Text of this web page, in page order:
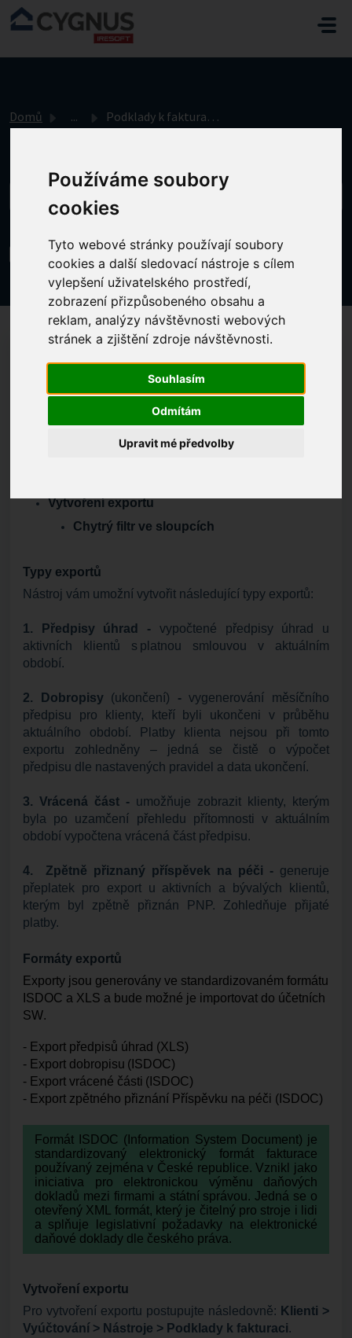
Používáme soubory
cookies
Tyto webové stránky používají soubory
cookies a další sledovací nástroje s cílem
vylepšení uživatelského prostředí,
zobrazení přizpůsobeného obsahu a
reklam, analýzy návštěvnosti webových
stránek a zjištění zdroje návštěvnosti.
Souhlasím
Odmítám
Upravit mé předvolby
Přeskočit na hlavní obsah
Domů ... Podklady k fakturaci - EXPORT
Podklady k fakturaci - EXPORT
Změněno dne Čt, 24 Červenec, 2025 v 11:11 DOPOLEDNE
nástroji, který je dostupný vevyúčtování
vytvářet exporty pro vaše účetní SW, které na
Vytvoření exportu
Chytrý filtr ve sloupcích
Typy exportů
Nástroj vám umožní vytvořit následující typy exportů:
1. Předpisy úhrad - vypočtené předpisy úhrad u
aktivních klientů s platnou smlouvou v aktuálním
období.
2. Dobropisy(ukončení) -vygenerování měsíčního
předpisu pro klienty, kteří byli ukončeni v průběhu
aktuálního období. Platby klienta nejsou při tomto
exportu zohledněny – jedná se čistě o výpočet
předpisu dle nastavených pravidel a data ukončení.
3. Vrácená část - umožňuje zobrazit klienty, kterým
byla po uzamčení přehledu přítomnosti v aktuálním
období vypočtena vrácená část předpisu.
4. Zpětně přiznaný příspěvek na péči - generuje
přeplatek pro export u aktivních a bývalých klientů,
kterým byl zpětně přiznán PNP. Zohledňuje přijaté
platby.
Formáty exportů
Exporty jsou generovány ve standardizovaném formátu
ISDOC a XLS a bude možné je importovat do účetních
SW.
- Export předpisů úhrad (XLS)
- Export dobropisu (ISDOC)
- Export vrácené části (ISDOC)
- Export zpětného přiznání Příspěvku na péči (ISDOC)
Formát ISDOC (Information System Document) je
standardizovaný elektronický formát fakturace
používaný zejména v České republice. Vznikl jako
iniciativa pro elektronickou výměnu daňových
dokladů mezi firmami a státní správou. Jedná se o
otevřený XML formát, který je čitelný pro stroje i lidi
a splňuje legislativní požadavky na elektronické
daňové doklady dle českého práva.
Vytvoření exportu
Pro vytvoření exportu postupujte následovně: Klienti >
Vyúčtování > Nástroje > Podklady k fakturaci.